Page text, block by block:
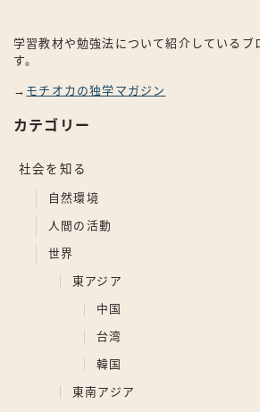
学習教材や勉強法について紹介しているブ
す。
→ モチオカの独学マガジン
カテゴリー
社会を知る
自然環境
人間の活動
世界
東アジア
中国
台湾
韓国
東南アジア